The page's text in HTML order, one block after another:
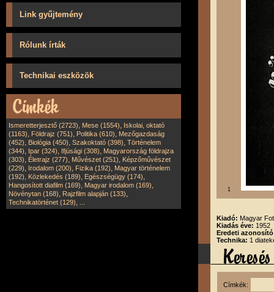
Link gyűjtemény
Rólunk írták
Technikai eszközök
Ismeretterjesztő (2723), Mese (1554), Iskolai, oktató
(1163), Földrajz (751), Politika (610), Mezőgazdaság
(452), Biológia (450), Szakoktató (398), Történelem
(344), Ipar (324), Ifjúsági (308), Magyarország földrajza
(303), Életrajz (277), Művészet (251), Képzőművészet
(229), Irodalom (200), Fizika (192), Magyar történelem
(192), Közlekedés (189), Egészségügy (174),
Hangosított diafilm (169), Magyar irodalom (169),
Növénytan (168), Rajzfilm alapján (133),
Technikatörténet (129),
1
Kiadó: Magyar
Kiadás éve: 1952
Eredeti
Technika: 1
Címkék: